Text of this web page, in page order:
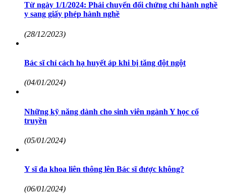
Từ ngày 1/1/2024: Phải chuyển đổi chứng chỉ hành nghề
y sang giấy phép hành nghề
(28/12/2023)
Bác sĩ chỉ cách hạ huyết áp khi bị tăng đột ngột
(04/01/2024)
Những kỹ năng dành cho sinh viên ngành Y học cổ
truyền
(05/01/2024)
Y sĩ đa khoa liên thông lên Bác sĩ được không?
(06/01/2024)